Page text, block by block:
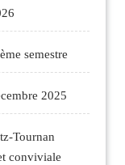
semestre
2025
Tournan
conviviale